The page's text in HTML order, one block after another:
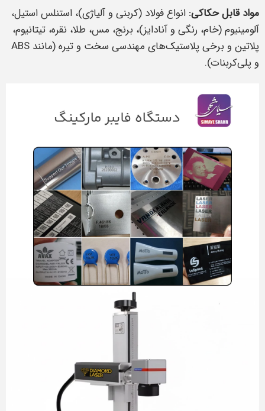
مواد قابل حکاکی: انواع فولاد (کربنی و آلیاژی)، استنلس استیل،
آلومینیوم (خام، رنگی و آنادایز)، برنج، مس، طلا، نقره، تیتانیوم،
پلاتین و برخی پلاستیک‌های مهندسی سخت و تیره (مانند ABS
و پلی‌کربنات).